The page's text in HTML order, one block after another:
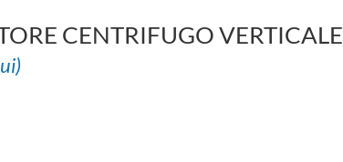
CENTRIFUGO VERTICALE